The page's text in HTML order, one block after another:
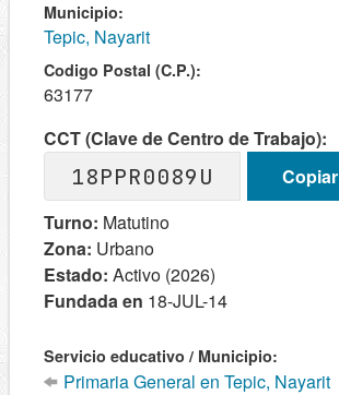
Municipio:
Tepic, Nayarit
Codigo Postal (C.P.):
63177
CCT (Clave de Centro de Trabajo):
18PPR0089U
Copiar
Turno: Matutino
Zona: Urbano
Estado: Activo (2026)
Fundada en 18-JUL-14
Servicio educativo / Municipio:
Primaria General en Tepic, Nayarit